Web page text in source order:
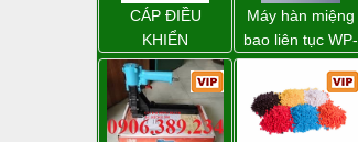
Điện Lạnh
Đóng tàu Thiết bị
Đúc chính xác Thiết bị
Dụng cụ cầm tay
CÁP ĐIỀU
KHIỂN
Máy hàn miệng
bao liên tục WP-
1200V chính
hãng giá tốt